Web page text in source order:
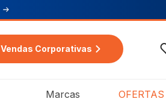
Vendas Corporativas
Marcas OFERTAS